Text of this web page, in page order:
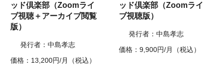
ッド倶楽部（Zoomライ
ブ視聴＋アーカイブ閲覧
版）
発行者：中島孝志
価格：13,200円/月（税込）
ッド倶楽部（Zoomライ
ブ視聴版）
発行者：中島孝志
価格：9,900円/月（税込）